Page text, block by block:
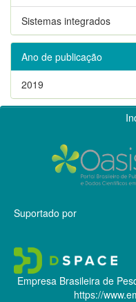
Sistemas integrados
Ano de publicação
2019
Suportado por
Empresa Brasileira de
https://